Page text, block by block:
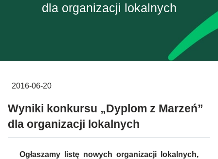
dla organizacji lokalnych
2016-06-20
Wyniki konkursu „Dyplom z Marzeń”
dla organizacji lokalnych
Ogłaszamy listę nowych organizacji lokalnych,